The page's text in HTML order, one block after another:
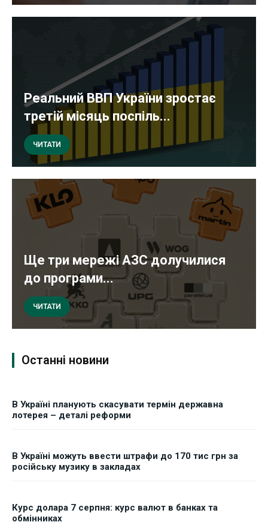
Реальний ВВП України зростає
третій місяць поспіль...
ЧИТАТИ
Ще три мережі АЗС долучилися
до програми...
ЧИТАТИ
Останні новини
В Україні планують скасувати термін державна
лотерея – деталі реформи
В Україні можуть ввести штрафи до 170 тис грн за
російську музику в закладах
Курс долара 7 серпня: курс валют в банках та
обмінниках